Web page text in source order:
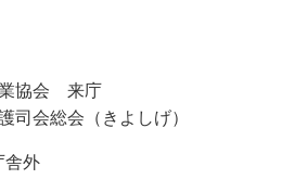
協会 来庁
会総会（きよしげ）
外